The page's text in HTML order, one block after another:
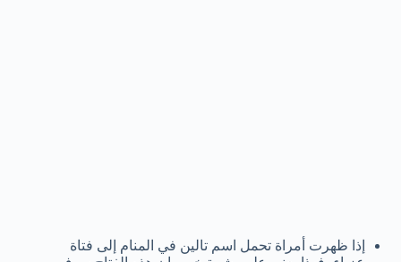
إذا ظهرت أمراة تحمل اسم تالين في المنام إلى فتاة